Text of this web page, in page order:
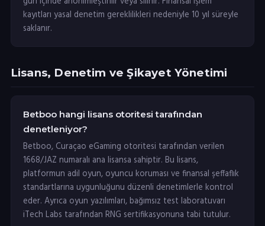
kayıtları yasal denetim gereklilikleri nedeniyle 10 yıl süreyle
saklanır.
Lisans, Denetim ve Şikayet Yönetimi
Betboo hangi lisans otoritesi tarafından
denetleniyor?
Betboo, Curaçao eGaming otoritesi tarafından verilen
1668/JAZ numaralı ana lisansa sahiptir. Bu lisans,
platformun adil oyun, oyuncu koruması ve finansal şeffaflık
standartlarına uygunluğunu düzenli denetimlerle kontrol
eder. Ayrıca oyun yazılımları, bağımsız test laboratuvarı
iTech Labs tarafından RNG sertifikasyonuna tabi tutulur.